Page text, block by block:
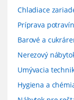
Chladiace
Príprava potravín
Barové a
Nerezový
Umývacia
Hygiena a